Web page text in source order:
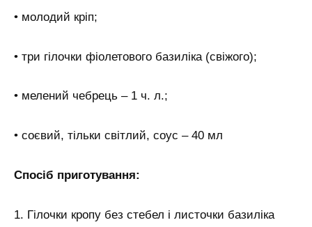
• молодий кріп;
• три гілочки фіолетового базиліка (свіжого);
• мелений чебрець – 1 ч. л.;
• соєвий, тільки світлий, соус – 40 мл
Спосіб приготування:
1. Гілочки кропу без стебел і листочки базиліка